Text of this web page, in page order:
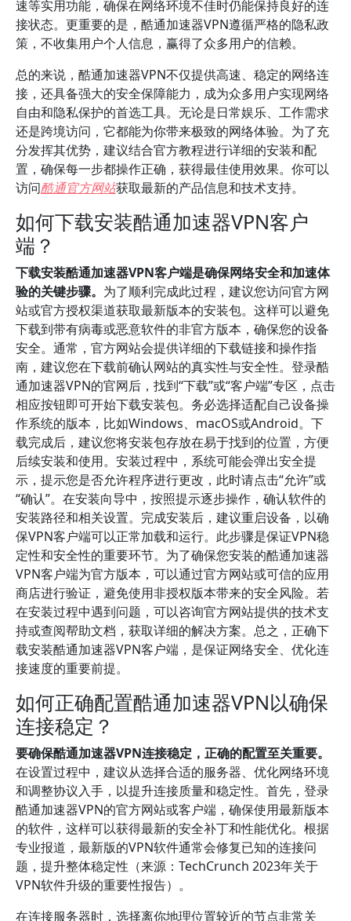
速等实用功能，确保在网络环境不佳时仍能保持良好的连
接状态。更重要的是，酷通加速器VPN遵循严格的隐私政
策，不收集用户个人信息，赢得了众多用户的信赖。
总的来说，酷通加速器VPN不仅提供高速、稳定的网络连
接，还具备强大的安全保障能力，成为众多用户实现网络
自由和隐私保护的首选工具。无论是日常娱乐、工作需求
还是跨境访问，它都能为你带来极致的网络体验。为了充
分发挥其优势，建议结合官方教程进行详细的安装和配
置，确保每一步都操作正确，获得最佳使用效果。你可以
访问酷通官方网站获取最新的产品信息和技术支持。
如何下载安装酷通加速器VPN客户
端？
下载安装酷通加速器VPN客户端是确保网络安全和加速体
验的关键步骤。 为了顺利完成此过程，建议您访问官方网
站或官方授权渠道获取最新版本的安装包。这样可以避免
下载到带有病毒或恶意软件的非官方版本，确保您的设备
安全。通常，官方网站会提供详细的下载链接和操作指
南，建议您在下载前确认网站的真实性与安全性。登录酷
通加速器VPN的官网后，找到“下载”或“客户端”专区，点击
相应按钮即可开始下载安装包。务必选择适配自己设备操
作系统的版本，比如Windows、macOS或Android。下
载完成后，建议您将安装包存放在易于找到的位置，方便
后续安装和使用。安装过程中，系统可能会弹出安全提
示，提示您是否允许程序进行更改，此时请点击“允许”或
“确认”。在安装向导中，按照提示逐步操作，确认软件的
安装路径和相关设置。完成安装后，建议重启设备，以确
保VPN客户端可以正常加载和运行。此步骤是保证VPN稳
定性和安全性的重要环节。为了确保您安装的酷通加速器
VPN客户端为官方版本，可以通过官方网站或可信的应用
商店进行验证，避免使用非授权版本带来的安全风险。若
在安装过程中遇到问题，可以咨询官方网站提供的技术支
持或查阅帮助文档，获取详细的解决方案。总之，正确下
载安装酷通加速器VPN客户端，是保证网络安全、优化连
接速度的重要前提。
如何正确配置酷通加速器VPN以确保
连接稳定？
要确保酷通加速器VPN连接稳定，正确的配置至关重要。
在设置过程中，建议从选择合适的服务器、优化网络环境
和调整协议入手，以提升连接质量和稳定性。首先，登录
酷通加速器VPN的官方网站或客户端，确保使用最新版本
的软件，这样可以获得最新的安全补丁和性能优化。根据
专业报道，最新版的VPN软件通常会修复已知的连接问
题，提升整体稳定性（来源：TechCrunch 2023年关于
VPN软件升级的重要性报告）。
在连接服务器时，选择离你地理位置较近的节点非常关